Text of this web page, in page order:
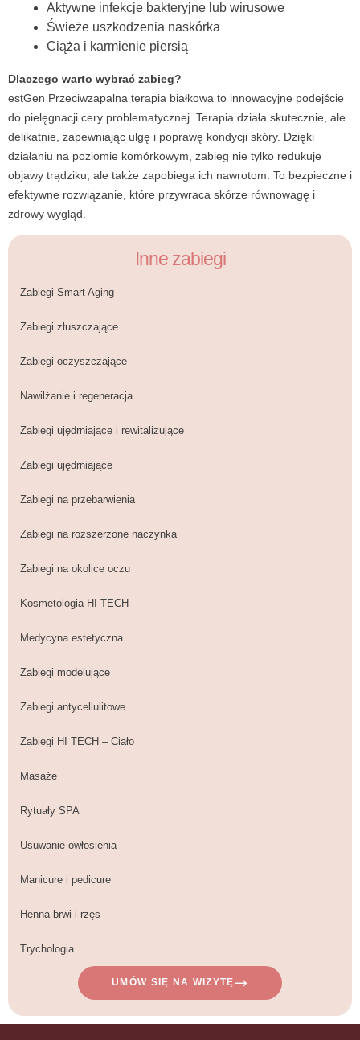
Inne zabiegi
Zabiegi Smart Aging
Zabiegi złuszczające
Zabiegi oczyszczające
Nawilżanie i regeneracja
Zabiegi ujędrniające i rewitalizujące
Zabiegi ujędrniające
Zabiegi na przebarwienia
Zabiegi na rozszerzone naczynka
Zabiegi na okolice oczu
Kosmetologia HI TECH
Medycyna estetyczna
Zabiegi modelujące
Zabiegi antycellulitowe
Zabiegi HI TECH – Ciało
Masaże
Rytuały SPA
Usuwanie owłosienia
Manicure i pedicure
Henna brwi i rzęs
Trychologia
UMÓW SIĘ NA WIZYTĘ
Aktywne infekcje bakteryjne lub wirusowe
Świeże uszkodzenia naskórka
Ciąża i karmienie piersią
Dlaczego warto wybrać zabieg?
estGen Przeciwzapalna terapia białkowa to innowacyjne podejście
do pielęgnacji cery problematycznej. Terapia działa skutecznie, ale
delikatnie, zapewniając ulgę i poprawę kondycji skóry. Dzięki
działaniu na poziomie komórkowym, zabieg nie tylko redukuje
objawy trądziku, ale także zapobiega ich nawrotom. To bezpieczne i
efektywne rozwiązanie, które przywraca skórze równowagę i
zdrowy wygląd.